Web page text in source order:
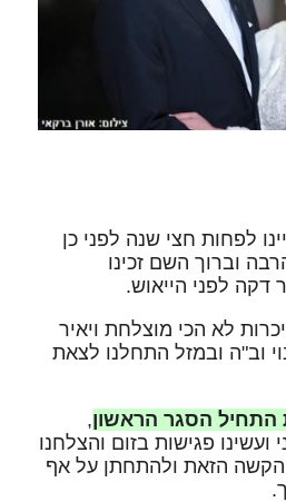
לפחות חצי שנה לפני כן
וברוך השם זכינו
דקה לפני הייאוש.
לא הכי מוצלחת ויאיר
וב"ה ובמזל התחלנו לצאת
התחיל הסגר הראשון,
פגישות בזום והצלחנו
הזאת ולהתחתן על אף